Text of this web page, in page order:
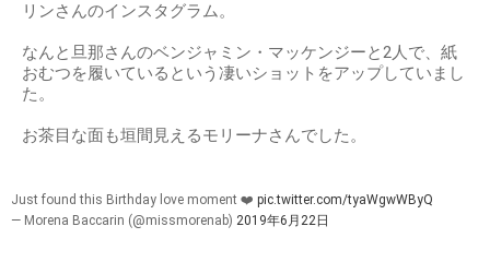
リンさんのインスタグラム。
なんと旦那さんのベンジャミン・マッケンジーと2人で、紙
おむつを履いているという凄いショットをアップしていまし
た。
お茶目な面も垣間見えるモリーナさんでした。
Just found this Birthday love moment ❤️ pic.twitter.com/tyaWgwWByQ
— Morena Baccarin (@missmorenab) 2019年6月22日